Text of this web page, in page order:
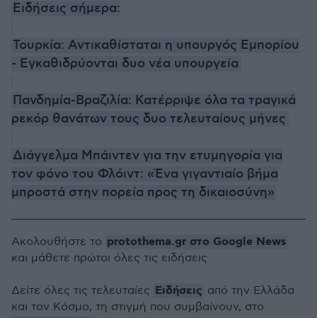
Ειδήσεις σήμερα:
Τουρκία: Αντικαθίσταται η υπουργός Εμπορίου
- Εγκαθιδρύονται δυο νέα υπουργεία
Πανδημία-Βραζιλία: Κατέρριψε όλα τα τραγικά
ρεκόρ θανάτων τους δυο τελευταίους μήνες
Διάγγελμα Μπάιντεν για την ετυμηγορία για
τον φόνο του Φλόιντ: «Ένα γιγαντιαίο βήμα
μπροστά στην πορεία προς τη δικαιοσύνη»
Ακολουθήστε το protothema.gr στο Google News
και μάθετε πρώτοι όλες τις ειδήσεις
Δείτε όλες τις τελευταίες Ειδήσεις από την Ελλάδα
και τον Κόσμο, τη στιγμή που συμβαίνουν, στο